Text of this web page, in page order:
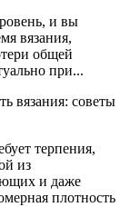
и вы
вязания,
общей
при...
вязания: советы
терпения,
из
и даже
плотность